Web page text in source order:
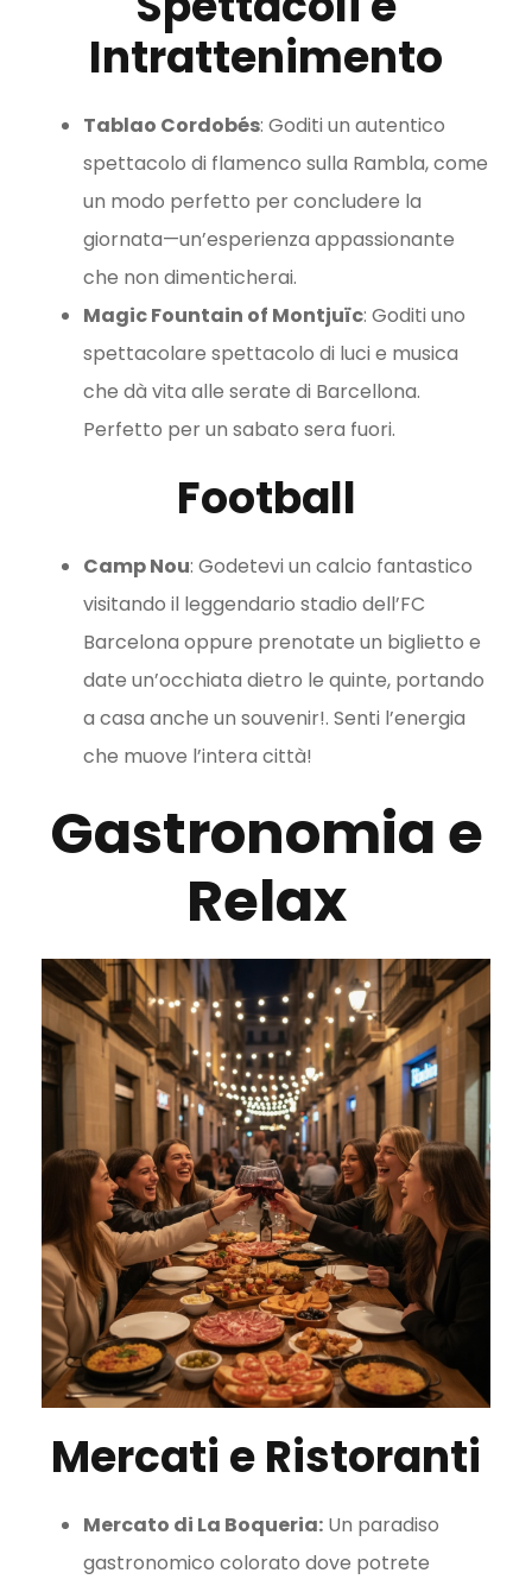
Intrattenimento
Tablao Cordobés: Goditi un autentico
spettacolo di flamenco sulla Rambla, come
un modo perfetto per concludere la
giornata—un’esperienza appassionante
che non dimenticherai.
Magic Fountain of Montjuïc: Goditi uno
spettacolare spettacolo di luci e musica
che dà vita alle serate di Barcellona.
Perfetto per un sabato sera fuori.
Football
Camp Nou: Godetevi un calcio fantastico
visitando il leggendario stadio dell’FC
Barcelona oppure prenotate un biglietto e
date un’occhiata dietro le quinte, portando
a casa anche un souvenir!. Senti l’energia
che muove l’intera città!
Gastronomia e
Relax
Mercati e Ristoranti
Mercato di La Boqueria: Un paradiso
gastronomico colorato dove potrete